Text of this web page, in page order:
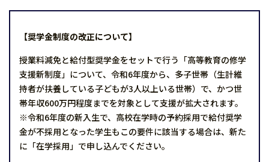
【奨学金制度の改正について】
授業料減免と給付型奨学金をセットで行う「高等教育の修学
支援新制度」について、令和6年度から、多子世帯（生計維
持者が扶養している子どもが3人以上いる世帯）で、かつ世
帯年収600万円程度までを対象として支援が拡大されます。
※令和6年度の新入生で、高校在学時の予約採用で給付奨学
金が不採用となった学生もこの要件に該当する場合は、新た
に「在学採用」で申し込んでください。